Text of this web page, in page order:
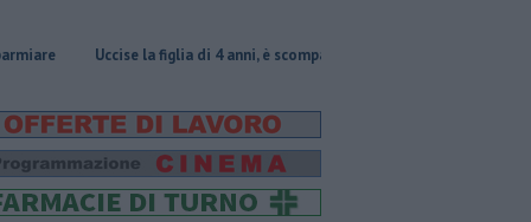
la figlia di 4 anni, è scomparso ​Tutte le offerte di lavoro in